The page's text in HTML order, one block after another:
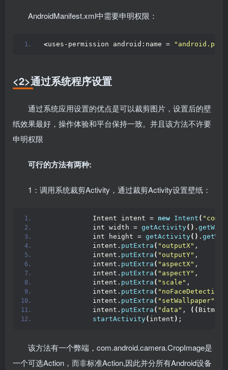
AndroidManifest.xml中需要申明权限：
<uses-permission android:name =
<2>通过系统程序设置
通过系统应用设置的优点是可以裁剪图片，设置后的壁
纸效果最好，操作体验和平台保持一致。并且该方法不许要
申明权限
可行的方法有两种:
1：调用系统裁剪Activity，通过裁剪Activity设置壁纸：
            Intent intent =
new Intent (
            int width =
getActivity() .
            int height =
getActivity() .
            intent.
putExtra ( "outputX" ,
            intent.
putExtra ( "outputY" ,
            intent.
putExtra ( "aspectX" ,
            intent.
putExtra ( "aspectY" ,
            intent.
putExtra ( "scale"
            intent.
putExtra ( "noFaceDetection"
            intent.
putExtra ( "setWallpaper"
            intent.
putExtra ( "data" , ((
startActivity( intent ) ;
该方法有一个弊端，com.android.camera.CropImage是
一个可选Action，而非标准Action,因此并分所有Android设备